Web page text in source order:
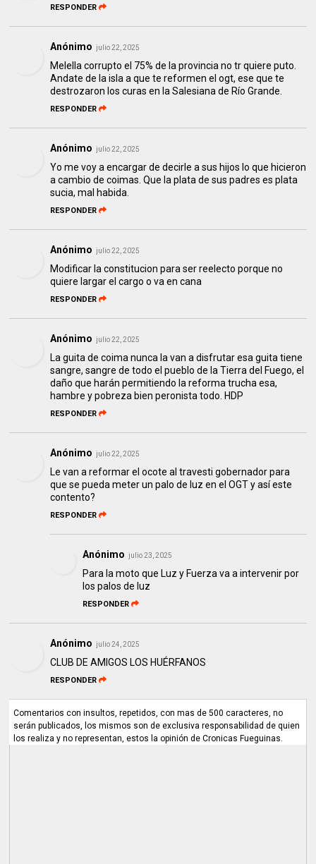
RESPONDER
Anónimo julio 22, 2025
Melella corrupto el 75% de la provincia no tr quiere puto.
Andate de la isla a que te reformen el ogt, ese que te
destrozaron los curas en la Salesiana de Río Grande.
RESPONDER
Anónimo julio 22, 2025
Yo me voy a encargar de decirle a sus hijos lo que hicieron
a cambio de coimas. Que la plata de sus padres es plata
sucia, mal habida.
RESPONDER
Anónimo julio 22, 2025
Modificar la constitucion para ser reelecto porque no
quiere largar el cargo o va en cana
RESPONDER
Anónimo julio 22, 2025
La guita de coima nunca la van a disfrutar esa guita tiene
sangre, sangre de todo el pueblo de la Tierra del Fuego, el
daño que harán permitiendo la reforma trucha esa,
hambre y pobreza bien peronista todo. HDP
RESPONDER
Anónimo julio 22, 2025
Le van a reformar el ocote al travesti gobernador para
que se pueda meter un palo de luz en el OGT y así este
contento?
RESPONDER
Anónimo julio 23, 2025
Para la moto que Luz y Fuerza va a intervenir por
los palos de luz
RESPONDER
Anónimo julio 24, 2025
CLUB DE AMIGOS LOS HUÉRFANOS
RESPONDER
Comentarios con insultos, repetidos, con mas de 500 caracteres, no
serán publicados, los mismos son de exclusiva responsabilidad de quien
los realiza y no representan, estos la opinión de Cronicas Fueguinas.